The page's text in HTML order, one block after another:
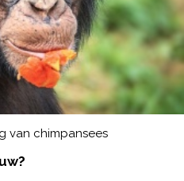
van chimpansees